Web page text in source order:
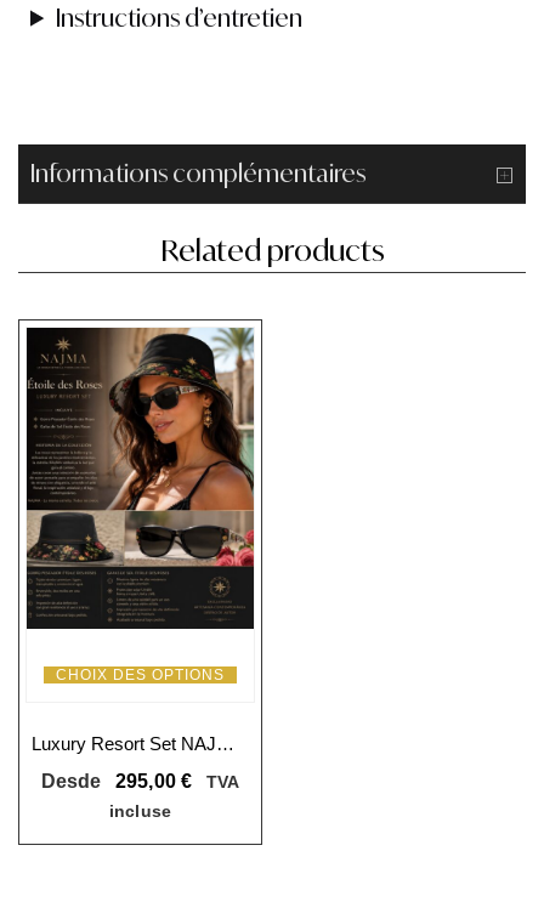
Instructions d’entretien
Informations complémentaires
Related products
CHOIX DES OPTIONS
Luxury Resort Set NAJMA Étoile des Roses – Bob + Lunettes de soleil
Desde
295,00 €
TVA
incluse